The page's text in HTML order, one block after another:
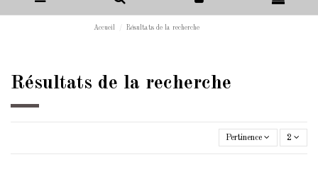
Accueil Résultats de la recherche
Résultats de la recherche
Pertinence 2